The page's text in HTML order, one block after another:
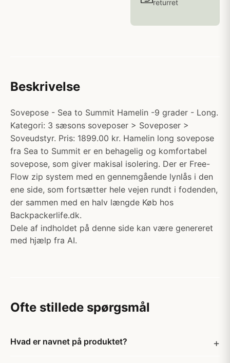
returret
Beskrivelse
Sovepose - Sea to Summit Hamelin -9 grader - Long.
Kategori: 3 sæsons soveposer > Soveposer >
Soveudstyr. Pris: 1899.00 kr. Hamelin long sovepose
fra Sea to Summit er en behagelig og komfortabel
sovepose, som giver makisal isolering. Der er Free-
Flow zip system med en gennemgående lynlås i den
ene side, som fortsætter hele vejen rundt i fodenden,
der sammen med en halv længde Køb hos
Backpackerlife.dk.
Dele af indholdet på denne side kan være genereret
med hjælp fra AI.
Ofte stillede spørgsmål
Hvad er navnet på produktet?